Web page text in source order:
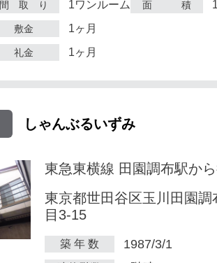
間 取 り 1ワンルーム 面 積
敷金 1ヶ月
礼金 1ヶ月
しゃんぶるいずみ
東急東横線 田園調布駅か
東京都世田谷区玉川田園調
目3-15
築 年 数 1987/3/1